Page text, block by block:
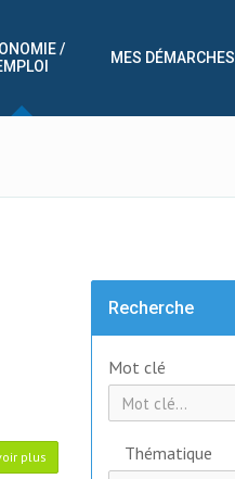
/
MES DÉMARCHES
plus
Recherche
Mot clé
Thématique